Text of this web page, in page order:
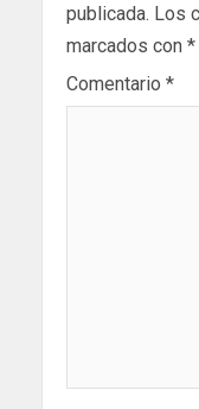
publicada. Los
marcados con *
Comentario *